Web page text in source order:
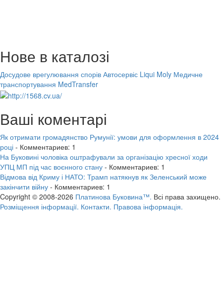
Нове в каталозі
Досудове врегулювання спорів Автосервіс Liqui Moly Медичне
транспортування MedTransfer
Ваші коментарі
Як отримати громадянство Румунії: умови для оформлення в 2024
році - Комментариев: 1
На Буковині чоловіка оштрафували за організацію хресної ходи
УПЦ МП під час воєнного стану - Комментариев: 1
Відмова від Криму і НАТО: Трамп натякнув як Зеленський може
закінчити війну - Комментариев: 1
Copyright © 2008-2026 Платинова Буковина™. Всі права захищено.
Розміщення інформації. Контакти. Правова інформація.